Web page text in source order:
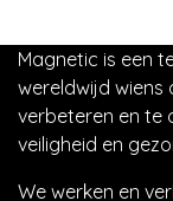
Magnetic is een
wereldwijd wiens
verbeteren en te
veiligheid en
We werken en